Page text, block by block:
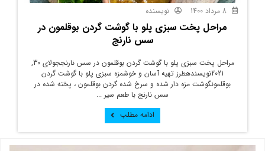
نویسنده
مراحل پخت سبزی پلو با گوشت گردن بوقلمون در
سس نارنج
مراحل پخت سبزی پلو با گوشت گردن بوقلمون در سس نارنججولای 30,
2021نویسندهطرز تهیه آسان و خوشمزه سبزی پلو با گوشت گردن
بوقلمونگوشت مزه دار شده و سرخ شده گردن بوقلمون ، پخته شده در
سس نارنج با طعم سیر ...
ادامه مطلب